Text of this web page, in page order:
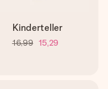
Kinderteller
16,99 15,29